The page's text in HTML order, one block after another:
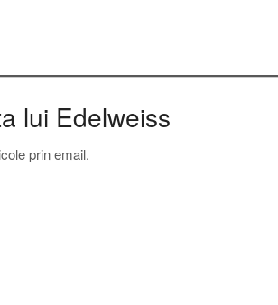
lui Edelweiss
prin email.